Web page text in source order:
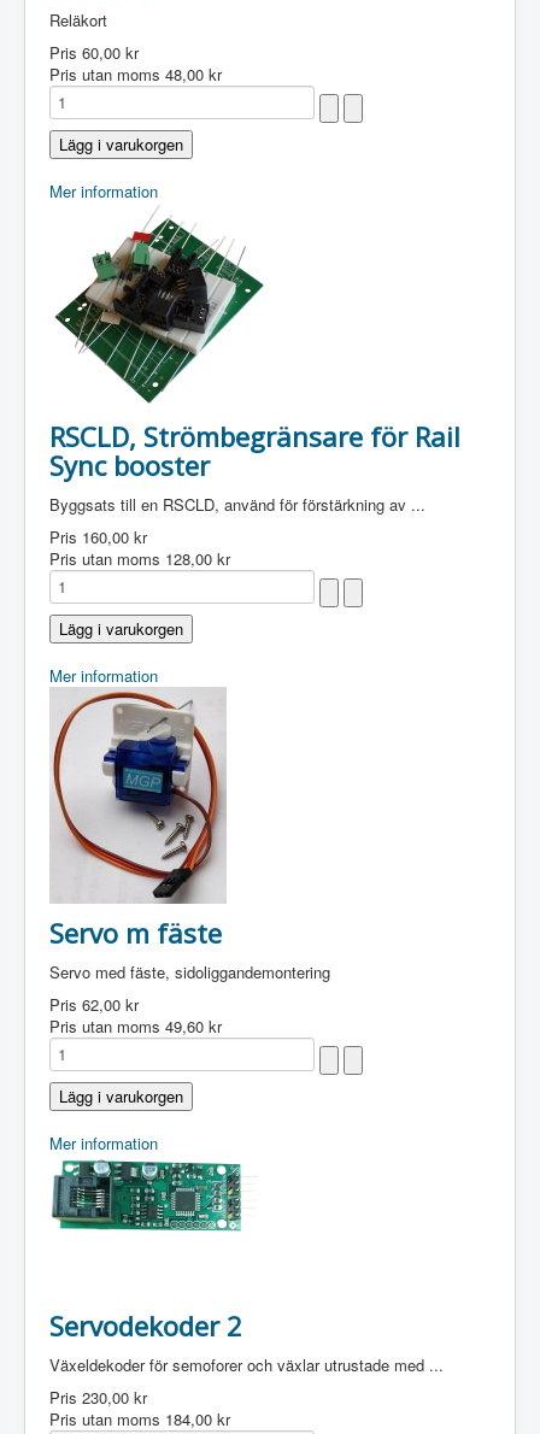
Reläkort
Pris 60,00 kr
Pris utan moms 48,00 kr
Mer information
RSCLD, Strömbegränsare för Rail
Sync booster
Byggsats till en RSCLD, använd för förstärkning av ...
Pris 160,00 kr
Pris utan moms 128,00 kr
Mer information
Servo m fäste
Servo med fäste, sidoliggandemontering
Pris 62,00 kr
Pris utan moms 49,60 kr
Mer information
Servodekoder 2
Växeldekoder för semoforer och växlar utrustade med ...
Pris 230,00 kr
Pris utan moms 184,00 kr